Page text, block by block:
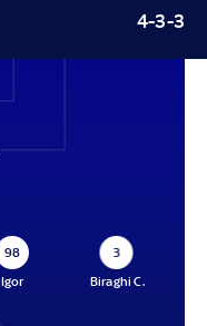
4-3-3
98
Igor
3
Biraghi C.